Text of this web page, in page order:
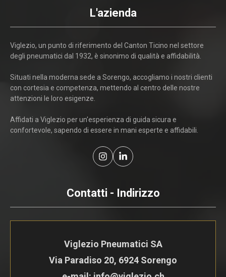
L'azienda
Viglezio, un punto di riferimento del Canton Ticino nel settore
degli pneumatici dal 1932, è sinonimo di qualità e affidabilità.
Situati nella moderna sede a Sorengo, accogliamo i nostri clienti
con cortesia e competenza, mettendo al centro delle nostre
attenzioni le loro esigenze.
Affidati a Viglezio per un'esperienza di guida sicura e
confortevole, sapendo di essere in mani esperte e affidabili.
Contatti - Indirizzo
Viglezio Pneumatici SA
Via Paradiso 20, 6924 Sorengo